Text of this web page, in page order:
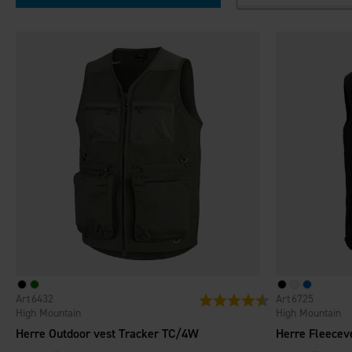
Herre Outdoor vest Tracker TC/4W
High Mountain
6432 Vurdering: 4.4 ud af 5 stjerner
Herre
High Mountain
6725